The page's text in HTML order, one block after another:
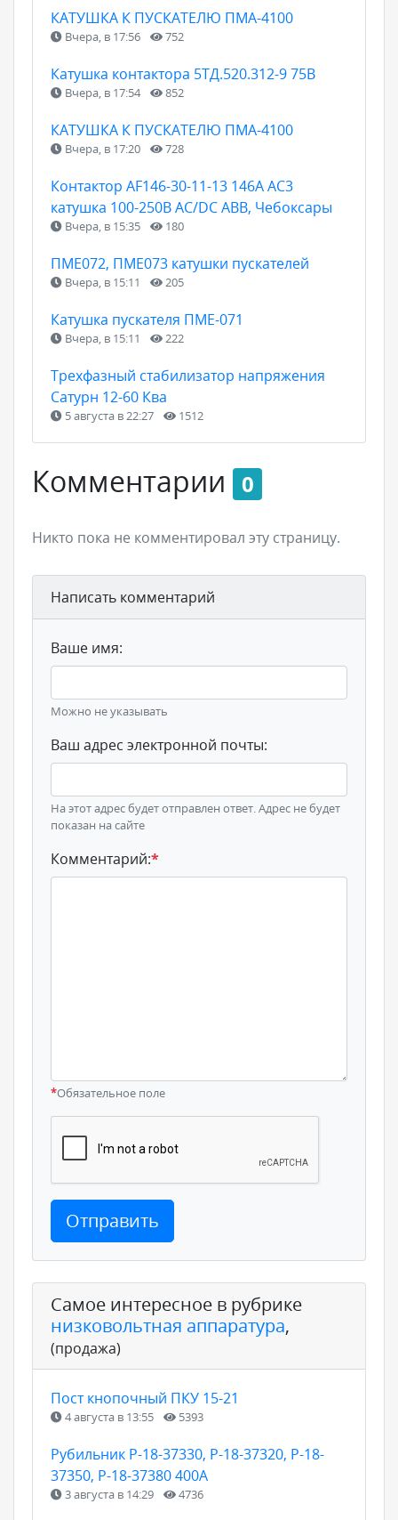
КАТУШКА К ПУСКАТЕЛЮ ПМА-4100
Вчера, в 17:56 752
Катушка контактора 5ТД.520.312-9 75В
Вчера, в 17:54 852
КАТУШКА К ПУСКАТЕЛЮ ПМА-4100
Вчера, в 17:20 728
Контактор AF146-30-11-13 146А AC3
катушка 100-250В AC/DC ABB, Чебоксары
Вчера, в 15:35 180
ПМЕ072, ПМЕ073 катушки пускателей
Вчера, в 15:11 205
Катушка пускателя ПМЕ-071
Вчера, в 15:11 222
Трехфазный стабилизатор напряжения
Сатурн 12-60 Ква
5 августа в 22:27 1512
Комментарии 0
Никто пока не комментировал эту страницу.
Написать комментарий
Ваше имя:
Можно не указывать
Ваш адрес электронной почты:
На этот адрес будет отправлен ответ. Адрес не будет
показан на сайте
Комментарий:*
*Обязательное поле
Отправить
Самое интересное в рубрике
низковольтная аппаратура,
(продажа)
Пост кнопочный ПКУ 15-21
4 августа в 13:55 5393
Рубильник Р-18-37330, Р-18-37320, Р-18-
37350, Р-18-37380 400А
3 августа в 14:29 4736